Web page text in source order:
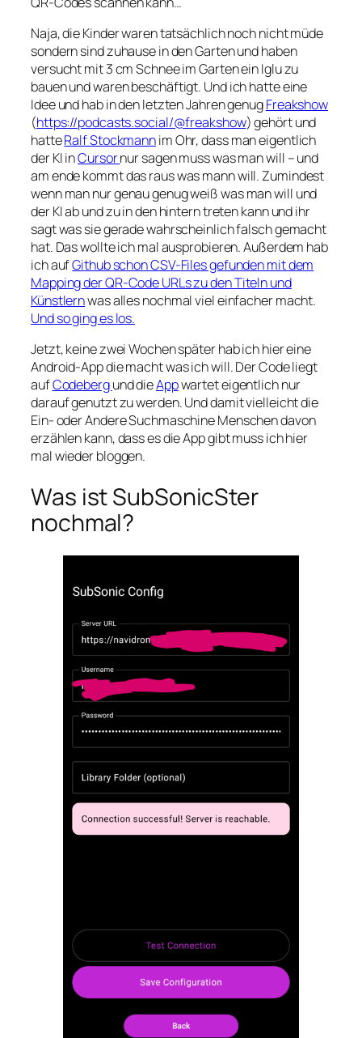
Naja, die Kinder waren tatsächlich noch nicht müde
sondern sind zuhause in den Garten und haben
versucht mit 3 cm Schnee im Garten ein Iglu zu
bauen und waren beschäftigt. Und ich hatte eine
Idee und hab in den letzten Jahren genugFreakshow
(https://podcasts.social/@freakshow) gehört und
hatteRalf Stockmannim Ohr, dass man eigentlich
der KI inCursornur sagen muss was man will – und
am ende kommt das raus was mann will. Zumindest
wenn man nur genau genug weiß was man will und
der KI ab und zu in den hintern treten kann und ihr
sagt was sie gerade wahrscheinlich falsch gemacht
hat. Das wollte ich mal ausprobieren. Außerdem hab
ich aufGithub schon CSV-Files gefunden mit dem
Mapping der QR-Code URLs zu den Titeln und
Künstlernwas alles nochmal viel einfacher macht.
Und so ging es los.
Jetzt, keine zwei Wochen später hab ich hier eine
Android-App die macht was ich will. Der Code liegt
aufCodebergund dieAppwartet eigentlich nur
darauf genutzt zu werden. Und damit vielleicht die
Ein- oder Andere Suchmaschine Menschen davon
erzählen kann, dass es die App gibt muss ich hier
mal wieder bloggen.
Was ist SubSonicSter
nochmal?